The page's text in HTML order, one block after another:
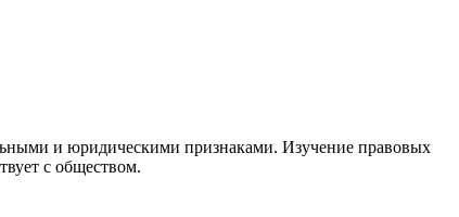
и юридическими признаками. Изучение правовых
с обществом.